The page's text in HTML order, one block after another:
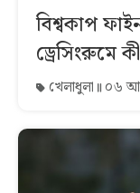
বিশ্বকাপ
ড্রেসিংরুমে
খেলাধুলা ০৬